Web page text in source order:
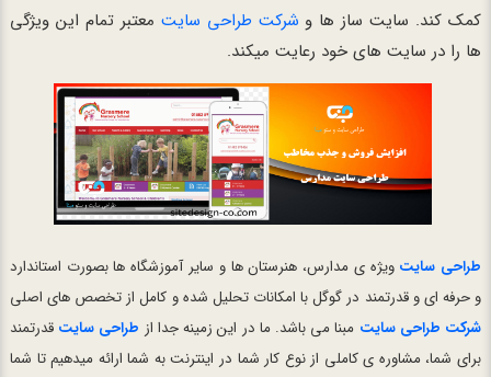
کمک کند. سایت ساز ها و شرکت طراحی سایت معتبر تمام این ویژگی
ها را در سایت های خود رعایت میکند.
طراحی سایت ویژه ی مدارس، هنرستان ها و سایر آموزشگاه ها بصورت استاندارد
و حرفه ای و قدرتمند در گوگل با امکانات تحلیل شده و کامل از تخصص های اصلی
شرکت طراحی سایت مبنا می باشد. ما در این زمینه جدا از طراحی سایت قدرتمند
برای شما، مشاوره ی کاملی از نوع کار شما در اینترنت به شما ارائه میدهیم تا شما